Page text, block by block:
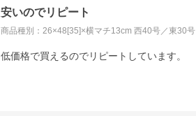
安いのでリピート
商品種別：26×48[35]×横マチ13cm 西40号／東30号
低価格で買えるのでリピートしています。